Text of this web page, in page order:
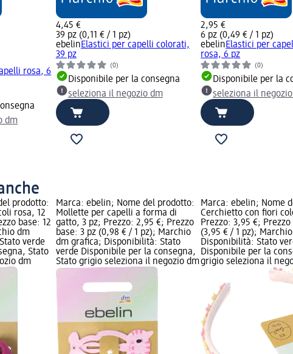
rosa, 6
dm
4,45 €
39 pz (0,11 € / 1 pz)
ebelinElastici per capelli colorati,
39 pz
(0)
Disponibile per la consegna
seleziona il negozio dm
2,95 €
6 pz (0,49 € / 1 pz)
ebelinElastici per
rosa, 6 pz
(0)
Disponibile per la
seleziona il
prodotto:
rosa, 12
base: 12
dm
verde
Stato
dm
Marca: ebelin; Nome del prodotto:
Mollette per capelli a forma di
gatto, 3 pz; Prezzo: 2,95 €; Prezzo
base: 3 pz (0,98 € / 1 pz); Marchio
dm grafica; Disponibilità: Stato
verde Disponibile per la consegna,
Stato grigio seleziona il negozio dm
Marca: ebelin; Nome
Cerchietto con fiori
Prezzo: 3,95 €; Prezzo
(3,95 € / 1 pz);
Disponibilità: Stato
Disponibile per la
grigio seleziona il